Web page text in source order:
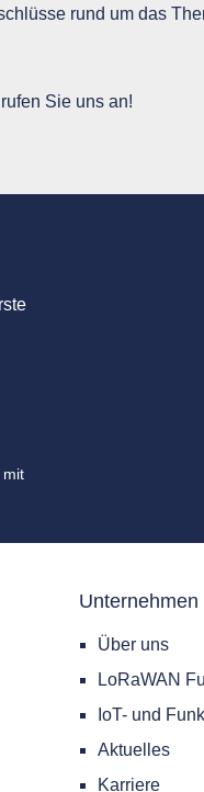
rund um das
Sie uns an!
Unternehmen
Über uns
LoRaWAN
IoT- und
Aktuelles
Karriere